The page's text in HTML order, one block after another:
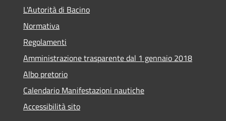
L'Autorità di Bacino
Normativa
Regolamenti
Amministrazione trasparente dal 1 gennaio 2018
Albo pretorio
Calendario Manifestazioni nautiche
Accessibilità sito